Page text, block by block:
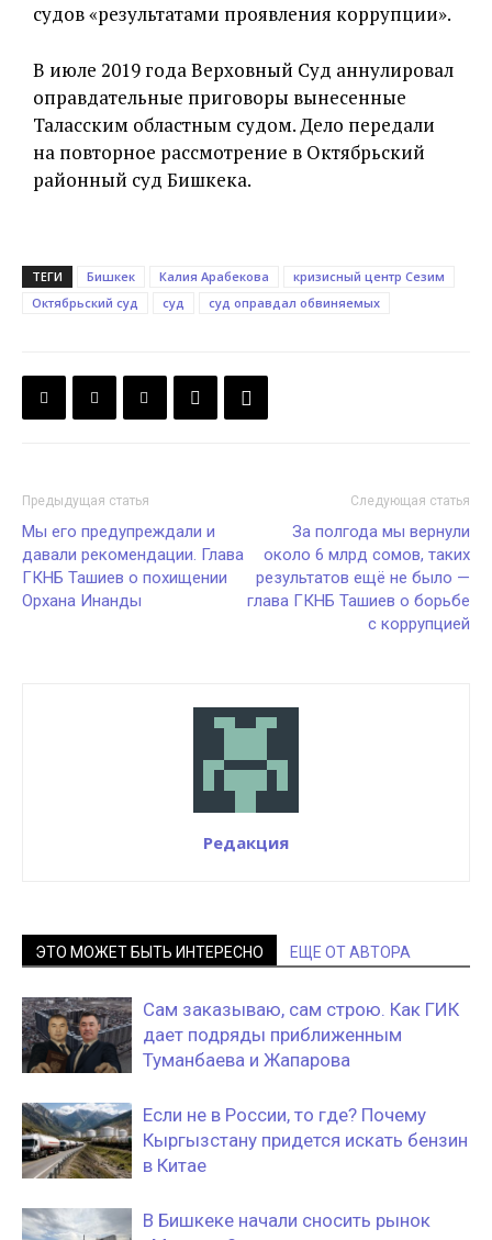
судов «результатами проявления коррупции».
В июле 2019 года Верховный Суд аннулировал
оправдательные приговоры вынесенные
Таласским областным судом. Дело передали
на повторное рассмотрение в Октябрьский
районный суд Бишкека.
ТЕГИ Бишкек Калия Арабекова
кризисный центр Сезим
Октябрьский суд
суд суд оправдал обвиняемых
Предыдущая статья
Мы его предупреждали и
давали рекомендации. Глава
ГКНБ Ташиев о похищении
Орхана Инанды
Следующая статья
За полгода мы вернули
около 6 млрд сомов, таких
результатов ещё не было —
глава ГКНБ Ташиев о борьбе
с коррупцией
Редакция
ЭТО МОЖЕТ БЫТЬ ИНТЕРЕСНО ЕЩЕ ОТ АВТОРА
Сам заказываю, сам строю. Как ГИК
дает подряды приближенным
Туманбаева и Жапарова
Если не в России, то где? Почему
Кыргызстану придется искать бензин
в Китае
В Бишкеке начали сносить рынок